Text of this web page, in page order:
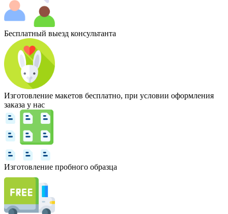
Бесплатный выезд консультанта
Изготовление макетов бесплатно, при условии оформления
заказа у нас
Изготовление пробного образца